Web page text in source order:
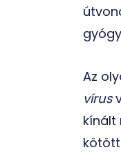
Az
vírus
kínált